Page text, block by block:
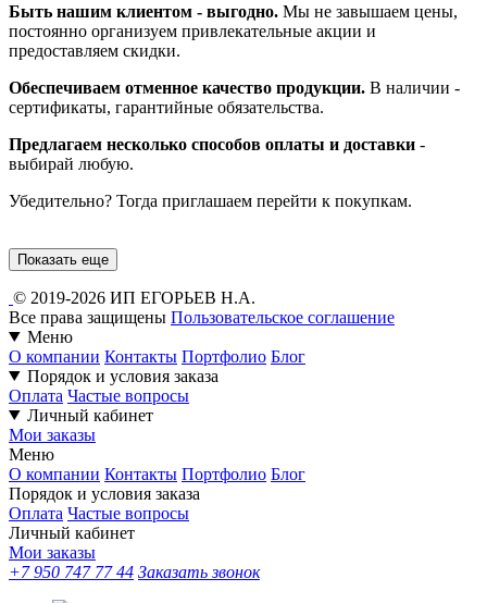
Быть нашим клиентом - выгодно. Мы не завышаем цены,
постоянно организуем привлекательные акции и
предоставляем скидки.
Обеспечиваем отменное качество продукции. В наличии -
сертификаты, гарантийные обязательства.
Предлагаем несколько способов оплаты и доставки -
выбирай любую.
Убедительно? Тогда приглашаем перейти к покупкам.
Показать еще
© 2019-2026 ИП ЕГОРЬЕВ Н.А.
Все права защищены Пользовательское соглашение
Меню
О компании Контакты Портфолио Блог
Порядок и условия заказа
Оплата Частые вопросы
Личный кабинет
Мои заказы
Меню
О компании Контакты Портфолио Блог
Порядок и условия заказа
Оплата Частые вопросы
Личный кабинет
Мои заказы
+7 950 747 77 44 Заказать звонок